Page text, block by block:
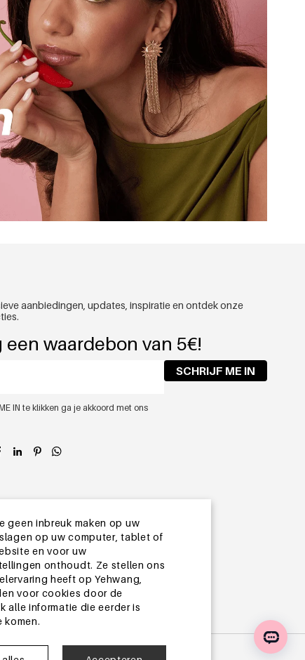
geen inbreuk maken op uw
op uw computer, tablet of
en voor uw
onthoudt. Ze stellen ons
heeft op Yehwang,
voor cookies door de
alle informatie die eerder is
komen.
aanbiedingen, updates, inspiratie en ontdek onze
een waardebon van 5€!
SCHRIJF ME IN
IN te klikken ga je akkoord met ons